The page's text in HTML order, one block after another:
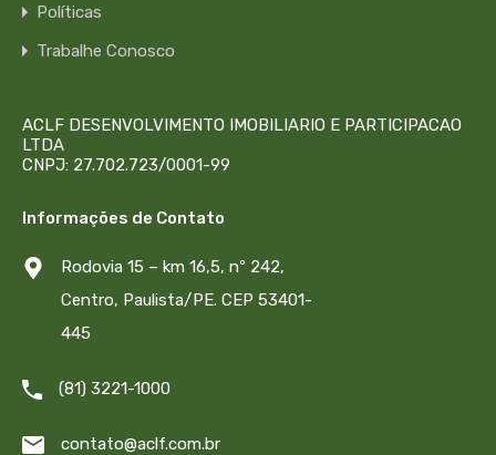
Políticas
Trabalhe Conosco
ACLF DESENVOLVIMENTO IMOBILIARIO E PARTICIPACAO
LTDA
CNPJ: 27.702.723/0001-99
Informações de Contato
Rodovia 15 – km 16,5, nº 242,
Centro, Paulista/PE. CEP 53401-
445
(81) 3221-1000
contato@aclf.com.br